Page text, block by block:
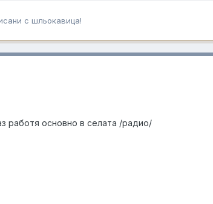
с шльокавица!
работя основно в селата /радио/